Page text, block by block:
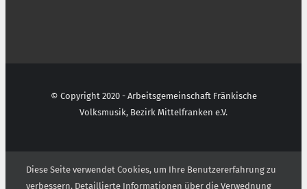
© Copyright 2020 - Arbeitsgemeinschaft Fränkische
Volksmusik, Bezirk Mittelfranken e.V.
Diese Seite verwendet Cookies, um Ihre Benutzererfahrung zu
verbessern. Detaillierte Informationen über die Verwednung